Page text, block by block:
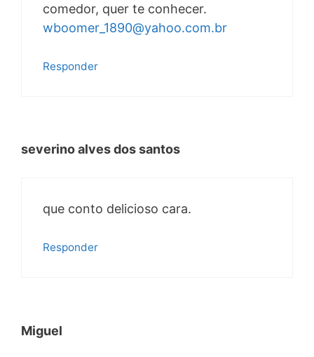
comedor, quer te conhecer.
wboomer_1890@yahoo.com.br
Responder
severino alves dos santos
que conto delicioso cara.
Responder
Miguel